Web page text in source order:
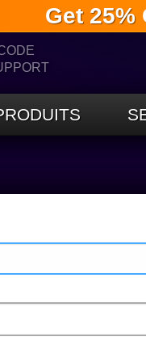
Get 25%